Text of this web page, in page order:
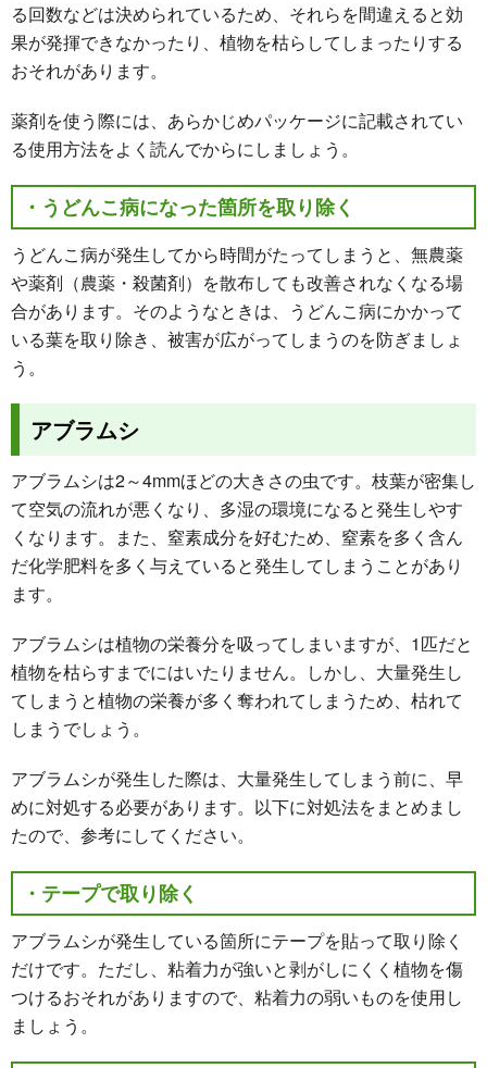
る回数などは決められているため、それらを間違えると効
果が発揮できなかったり、植物を枯らしてしまったりする
おそれがあります。
薬剤を使う際には、あらかじめパッケージに記載されてい
る使用方法をよく読んでからにしましょう。
・うどんこ病になった箇所を取り除く
うどんこ病が発生してから時間がたってしまうと、無農薬
や薬剤（農薬・殺菌剤）を散布しても改善されなくなる場
合があります。そのようなときは、うどんこ病にかかって
いる葉を取り除き、被害が広がってしまうのを防ぎましょ
う。
アブラムシ
アブラムシは2～4mmほどの大きさの虫です。枝葉が密集し
て空気の流れが悪くなり、多湿の環境になると発生しやす
くなります。また、窒素成分を好むため、窒素を多く含ん
だ化学肥料を多く与えていると発生してしまうことがあり
ます。
アブラムシは植物の栄養分を吸ってしまいますが、1匹だと
植物を枯らすまでにはいたりません。しかし、大量発生し
てしまうと植物の栄養が多く奪われてしまうため、枯れて
しまうでしょう。
アブラムシが発生した際は、大量発生してしまう前に、早
めに対処する必要があります。以下に対処法をまとめまし
たので、参考にしてください。
・テープで取り除く
アブラムシが発生している箇所にテープを貼って取り除く
だけです。ただし、粘着力が強いと剥がしにくく植物を傷
つけるおそれがありますので、粘着力の弱いものを使用し
ましょう。